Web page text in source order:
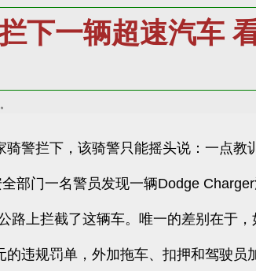
下一辆超速汽车
警拦下，该骑警只能摇头说：一点教
部门一名警员发现一辆Dodge
上拦截了这辆车。唯一的差别在于
违规罚单，外加拖车、扣押和驾驶员